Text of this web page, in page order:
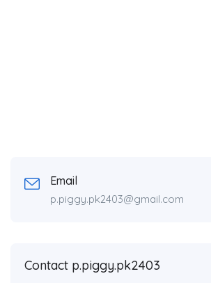
Email
p.piggy.pk2403@gmail.com
Contact p.piggy.pk2403